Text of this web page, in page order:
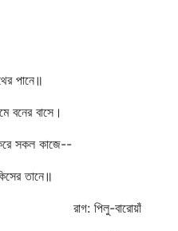
বনের বাসে।
সকল কাজে--
তানে॥
রাগ: পিলু-বারোয়াঁ